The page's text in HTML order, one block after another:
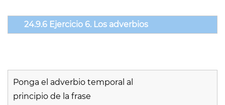
24.9.6 Ejercicio 6. Los adverbios
Ponga el adverbio temporal al
principio de la frase